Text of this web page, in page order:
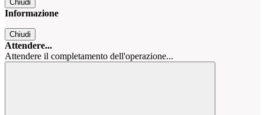
Chiudi
Informazione
Chiudi
Attendere...
Attendere il completamento dell'operazione...